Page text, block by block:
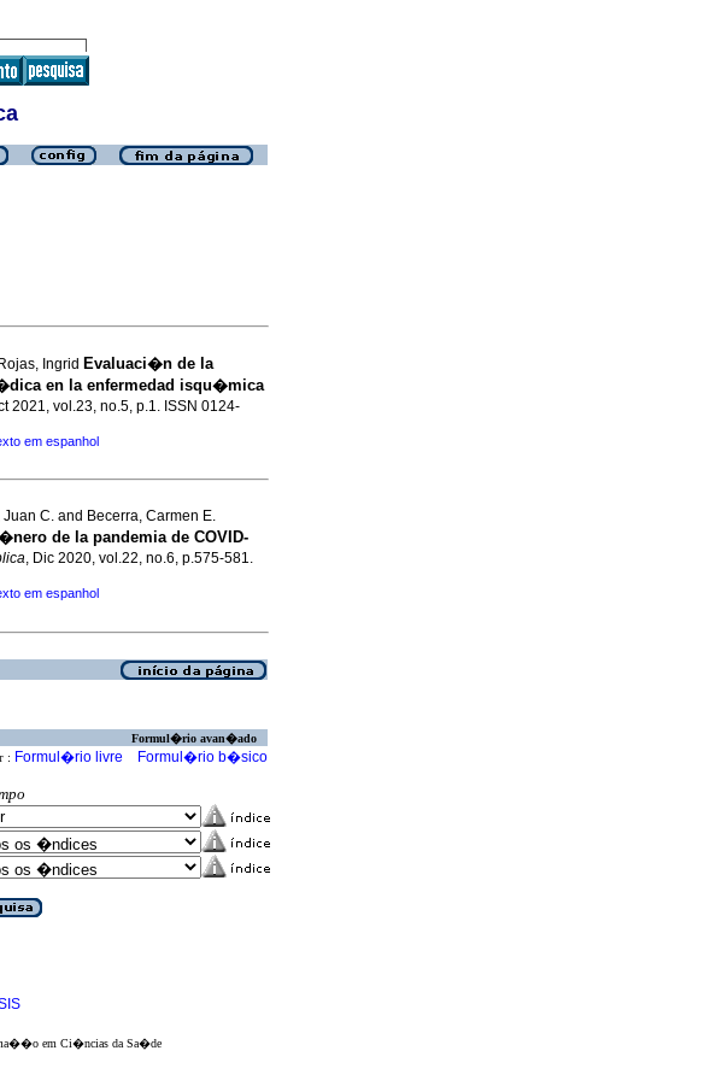
Ingrid Evaluaci�n de la
en la enfermedad isqu�mica
2021, vol.23, no.5, p.1. ISSN 0124-
em espanhol
C. and Becerra, Carmen E.
de la pandemia de COVID-
, Dic 2020, vol.22, no.6, p.575-581.
em espanhol
Formul�rio avan�ado
: Formul�rio livre Formul�rio b�sico
em Ci�ncias da Sa�de